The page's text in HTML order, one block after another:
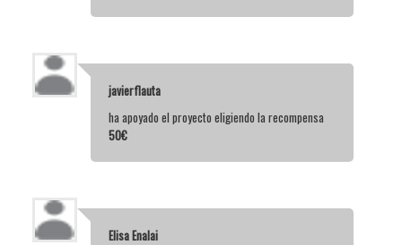
javierflauta
ha apoyado el proyecto eligiendo la recompensa
50€
Elisa Enalai